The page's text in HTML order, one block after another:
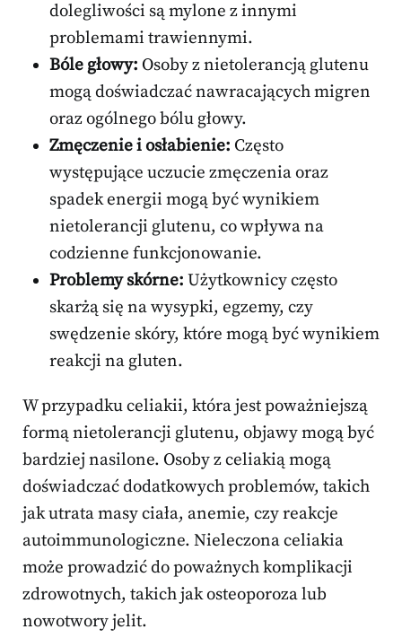
dolegliwości są mylone z innymi
problemami trawiennymi.
Bóle głowy: Osoby z nietolerancją glutenu
mogą doświadczać nawracających migren
oraz ogólnego bólu głowy.
Zmęczenie i osłabienie: Często
występujące uczucie zmęczenia oraz
spadek energii mogą być wynikiem
nietolerancji glutenu, co wpływa na
codzienne funkcjonowanie.
Problemy skórne: Użytkownicy często
skarżą się na wysypki, egzemy, czy
swędzenie skóry, które mogą być wynikiem
reakcji na gluten.
W przypadku celiakii, która jest poważniejszą
formą nietolerancji glutenu, objawy mogą być
bardziej nasilone. Osoby z celiakią mogą
doświadczać dodatkowych problemów, takich
jak utrata masy ciała, anemie, czy reakcje
autoimmunologiczne. Nieleczona celiakia
może prowadzić do poważnych komplikacji
zdrowotnych, takich jak osteoporoza lub
nowotwory jelit.